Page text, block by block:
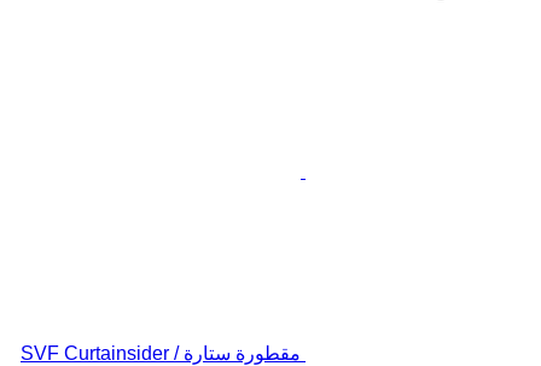
مقطورة ستارة SVF Curtainsider /